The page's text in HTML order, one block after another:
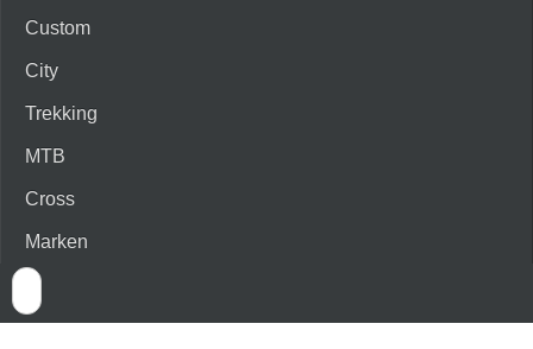
Custom
City
Trekking
MTB
Cross
Marken